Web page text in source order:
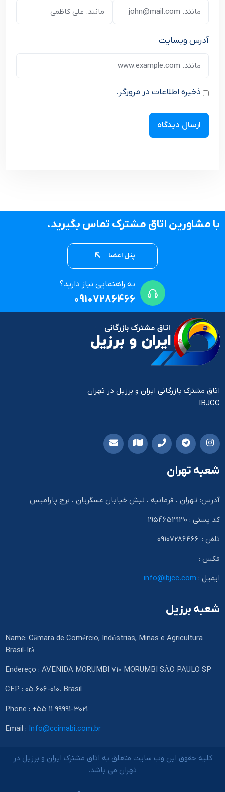
آدرس وبسایت
ذخیره اطلاعات در مرورگر.
با مشاورین اتاق مشترک تماس بگیرید.
پنل اعضا
به راهنمایی نیاز دارید؟
09107286466
اتاق مشترک بازرگانی ایران و برزیل در تهران
IBJCC
شعبه تهران
آدرس: تهران ، فرمانیه ، نبش خیابان عسگریان ، برج پارامیس
کد پستی : 1954653130
تلفن : 09107286466
فکس : ——————
ایمیل : info@ibjcc.com
شعبه برزیل
Name: Câmara de Comércio, Indústrias, Minas e Agricultura
Brasil-Irã
Endereço : AVENIDA MORUMBI 710 MORUMBI SÃO PAULO SP
CEP : 05.606-010. Brasil
Phone : +55 11 99991-3021
Email : Info@ccimabi.com.br
کلیه حقوق این وب سایت متعلق به اتاق مشترک ایران و برزیل در
تهران می باشد.